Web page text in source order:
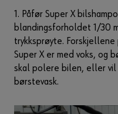
1. Påfør Super X
blandingsforholdet 1/30
trykksprøyte.
Super X er med voks, og
skal polere bilen, eller vil
børstevask.